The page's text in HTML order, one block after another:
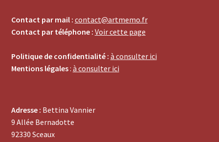
Contact par mail : contact@artmemo.fr
Contact par téléphone : Voir cette page
Politique de confidentialité : à consulter ici
Mentions légales: à consulter ici
Adresse : Bettina Vannier
9 Allée Bernadotte
92330 Sceaux